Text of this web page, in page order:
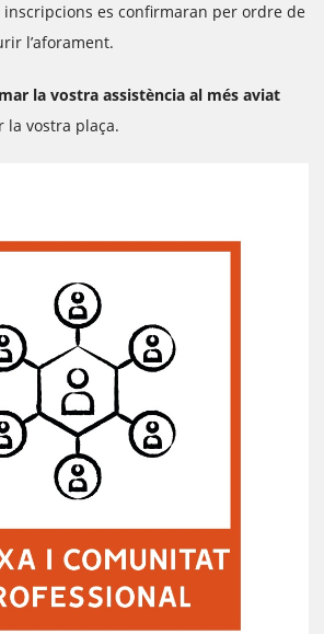
inscripcions es confirmaran per ordre de
l’aforament.
la vostra assistència al més aviat
la vostra plaça.